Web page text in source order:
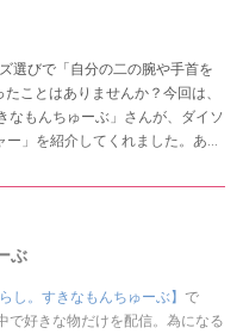
選びで「自分の二の腕や手首を
ことはありませんか？今回は、
なもんちゅーぶ」さんが、ダイソ
」を紹介してくれました。あり
ぶ
らし。すきなもんちゅーぶ】 で
で好きな物だけを配信。為になる